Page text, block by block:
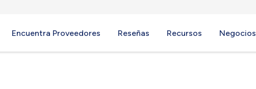
Encuentra Proveedores Reseñas Recursos Negocios